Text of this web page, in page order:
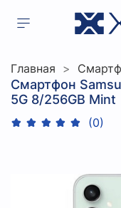
Главная
Смартфон
5G 8/256GB Mint
(0)